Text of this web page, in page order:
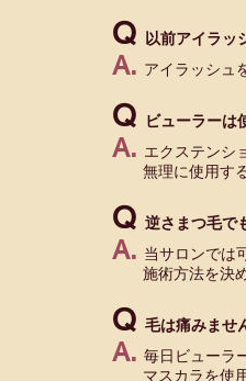
Q 以前アイラッ
A. アイラッシュ
Q ビューラーは
A. エクステンシ
無理に使用する
Q 逆さまつ毛で
A. 当サロンでは
施術方法を決め
Q 毛は痛みませ
A. 毎日ビューラ
マスカラを使用